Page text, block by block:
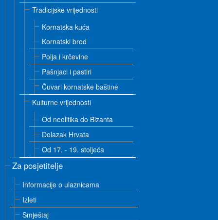
Tradicijske vrijednosti
Kornatska kuća
Kornatski brod
Polja i krčevine
Pašnjaci i pastiri
Čuvari kornatske baštine
Kulturne vrijednosti
Od neolitika do Bizanta
Dolazak Hrvata
Od 17. - 19. stoljeća
Za posjetitelje
Informacije o ulaznicama
Izleti
Smještaj